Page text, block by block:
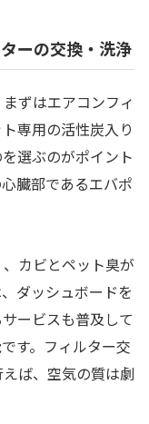
ーの交換・洗浄
ずはエアコンフィ
専用の活性炭入り
選ぶのがポイント
臓部であるエバポ
カビとペット臭が
ダッシュボードを
ービスも普及して
す。フィルター交
ば、空気の質は劇